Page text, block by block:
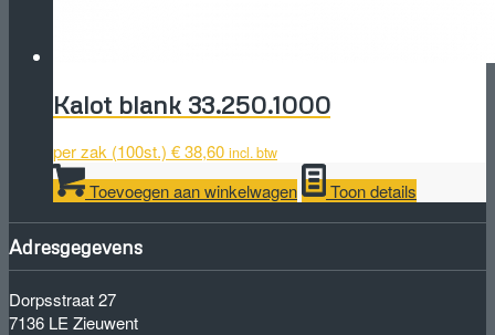
Kalot blank 33.250.1000
per zak (100st.) €38,60 incl. btw
Toevoegen aan winkelwagen Toon details
Adresgegevens
Dorpsstraat 27
7136 LE Zieuwent